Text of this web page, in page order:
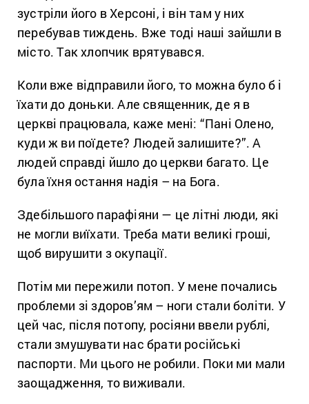
зустріли його в Херсоні, і він там у них
перебував тиждень. Вже тоді наші зайшли в
місто. Так хлопчик врятувався.
Коли вже відправили його, то можна було б і
їхати до доньки. Але священник, де я в
церкві працювала, каже мені: “Пані Олено,
куди ж ви поїдете? Людей залишите?”. А
людей справді йшло до церкви багато. Це
була їхня остання надія – на Бога.
Здебільшого парафіяни — це літні люди, які
не могли виїхати. Треба мати великі гроші,
щоб вирушити з окупації.
Потім ми пережили потоп. У мене почались
проблеми зі здоров’ям – ноги стали боліти. У
цей час, після потопу, росіяни ввели рублі,
стали змушувати нас брати російські
паспорти. Ми цього не робили. Поки ми мали
заощадження, то виживали.